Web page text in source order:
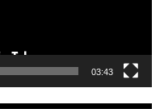
03:43